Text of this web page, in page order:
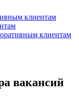
клиентам
клиентам
вакансий